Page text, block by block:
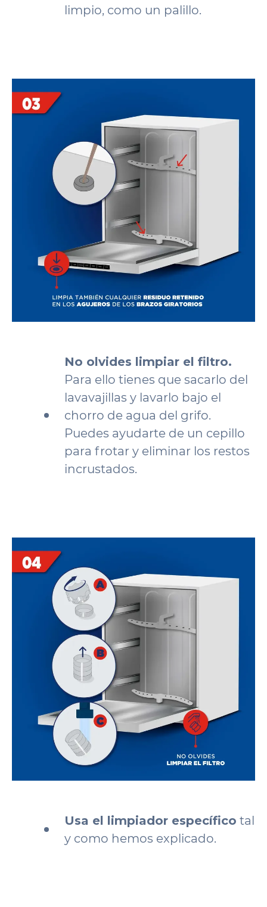
limpio, como un palillo.
No olvides limpiar el filtro.
Para ello tienes que sacarlo del
lavavajillas y lavarlo bajo el
chorro de agua del grifo.
Puedes ayudarte de un cepillo
para frotar y eliminar los restos
incrustados.
Usa el limpiador específico tal
y como hemos explicado.